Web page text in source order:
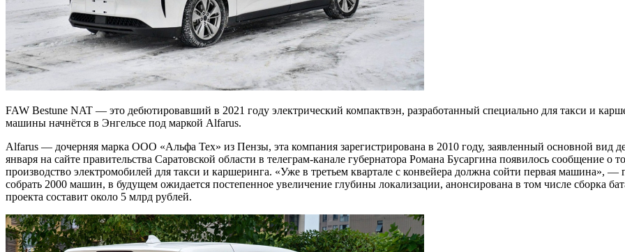
FAW Bestune NAT — это дебютировавший в 2021 году электрический компактвэн, разработанный специально для такси и
машины начнётся в Энгельсе под маркой Alfarus.
Alfarus — дочерняя марка ООО «Альфа Тех» из Пензы, эта компания зарегистрирована в 2010 году, заявленный основной вид
января на сайте правительства Саратовской области в телеграм-канале губернатора Романа Бусаргина появилось сообщение
производство электромобилей для такси и каршеринга. «Уже в третьем квартале с конвейера должна сойти первая машина»,
собрать 2000 машин, в будущем ожидается постепенное увеличение глубины локализации, анонсирована в том числе сборка
проекта составит около 5 млрд рублей.